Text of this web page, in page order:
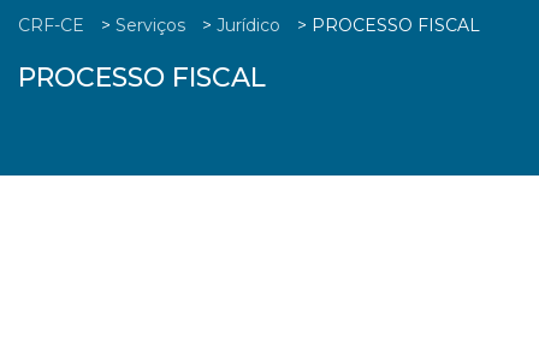
CRF-CE > Serviços > Jurídico > PROCESSO FISCAL
PROCESSO FISCAL